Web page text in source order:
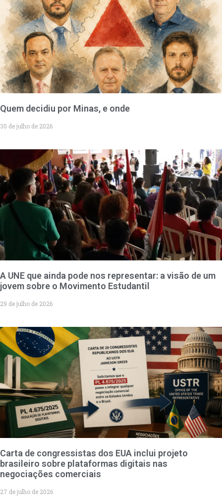
Quem decidiu por Minas, e onde
30 de julho de 2026
A UNE que ainda pode nos representar: a visão de um
jovem sobre o Movimento Estudantil
29 de julho de 2026
Carta de congressistas dos EUA inclui projeto
brasileiro sobre plataformas digitais nas
negociações comerciais
27 de julho de 2026